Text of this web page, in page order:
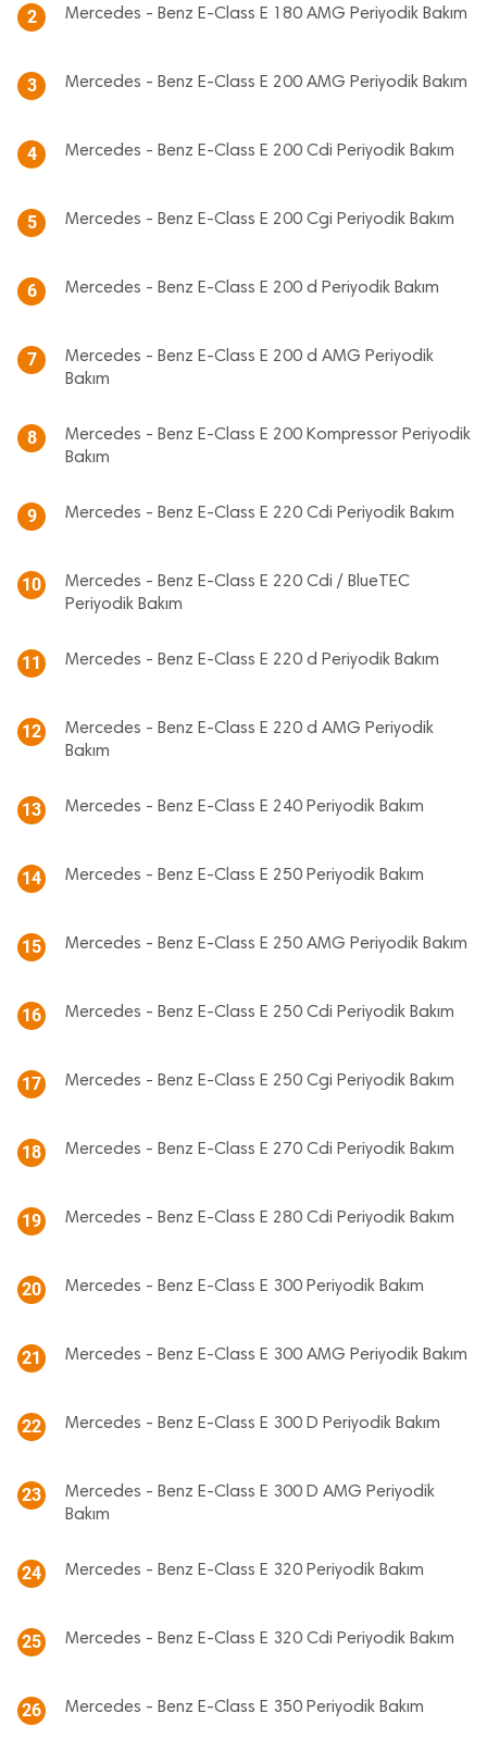
2 Mercedes - Benz E-Class E 180 AMG Periyodik Bakım
3 Mercedes - Benz E-Class E 200 AMG Periyodik Bakım
4 Mercedes - Benz E-Class E 200 Cdi Periyodik Bakım
5 Mercedes - Benz E-Class E 200 Cgi Periyodik Bakım
6 Mercedes - Benz E-Class E 200 d Periyodik Bakım
7
Mercedes - Benz E-Class E 200 d AMG Periyodik
Bakım
8
Mercedes - Benz E-Class E 200 Kompressor Periyodik
Bakım
9 Mercedes - Benz E-Class E 220 Cdi Periyodik Bakım
10
Mercedes - Benz E-Class E 220 Cdi / BlueTEC
Periyodik Bakım
11 Mercedes - Benz E-Class E 220 d Periyodik Bakım
12
Mercedes - Benz E-Class E 220 d AMG Periyodik
Bakım
13 Mercedes - Benz E-Class E 240 Periyodik Bakım
14 Mercedes - Benz E-Class E 250 Periyodik Bakım
15 Mercedes - Benz E-Class E 250 AMG Periyodik Bakım
16 Mercedes - Benz E-Class E 250 Cdi Periyodik Bakım
17 Mercedes - Benz E-Class E 250 Cgi Periyodik Bakım
18 Mercedes - Benz E-Class E 270 Cdi Periyodik Bakım
19 Mercedes - Benz E-Class E 280 Cdi Periyodik Bakım
20 Mercedes - Benz E-Class E 300 Periyodik Bakım
21 Mercedes - Benz E-Class E 300 AMG Periyodik Bakım
22 Mercedes - Benz E-Class E 300 D Periyodik Bakım
23
Mercedes - Benz E-Class E 300 D AMG Periyodik
Bakım
24 Mercedes - Benz E-Class E 320 Periyodik Bakım
25 Mercedes - Benz E-Class E 320 Cdi Periyodik Bakım
26 Mercedes - Benz E-Class E 350 Periyodik Bakım